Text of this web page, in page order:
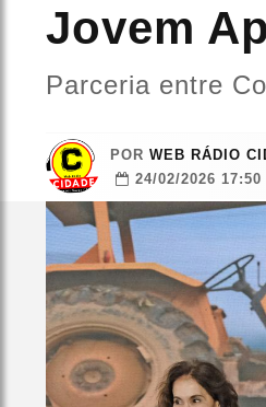
Jovem
Parceria entre
POR WEB RÁDIO
24/02/2026 17:50